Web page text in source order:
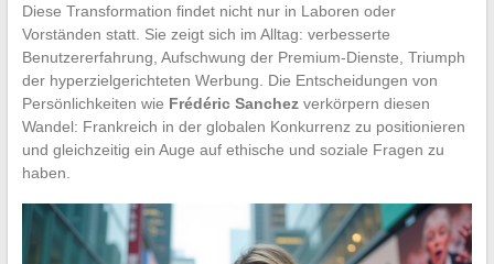
Diese Transformation findet nicht nur in Laboren oder
Vorständen statt. Sie zeigt sich im Alltag: verbesserte
Benutzererfahrung, Aufschwung der Premium-Dienste, Triumph
der hyperzielgerichteten Werbung. Die Entscheidungen von
Persönlichkeiten wie Frédéric Sanchezverkörpern diesen
Wandel: Frankreich in der globalen Konkurrenz zu positionieren
und gleichzeitig ein Auge auf ethische und soziale Fragen zu
haben.